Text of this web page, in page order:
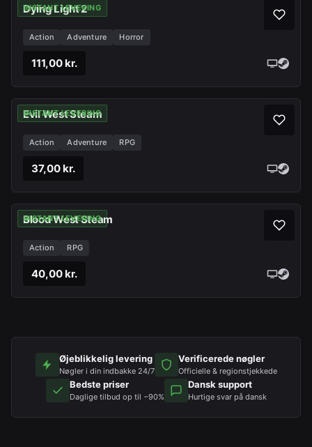
INSTANT LEVERING
Dying Light 2
Action Adventure Horror
111,00 kr.
INSTANT LEVERING
Evil West Steam
Action Adventure RPG
37,00 kr.
INSTANT LEVERING
Blood West Steam
Action RPG
40,00 kr.
Øjeblikkelig levering
Nøgler i din indbakke 24/7
Verificerede nøgler
Officielle & regionstjekkede
Bedste priser
Daglige tilbud op til −90%
Dansk support
Hurtige svar på dansk